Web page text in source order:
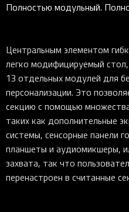
Полностью модульный.
Центральным элементом
легко модифицируемый
13 отдельных модулей для
персонализации. Это
секцию с помощью
таких как дополнительные
системы, сенсорные панели
планшеты и аудиомикшеры,
захвата, так что
перенастроен в считанные